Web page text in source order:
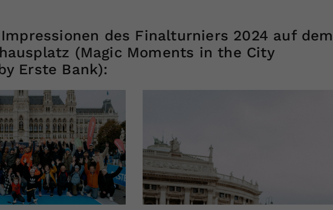
des Finalturniers 2024 auf dem
(Magic Moments in the City
Erste Bank):